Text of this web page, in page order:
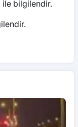
ile bilgilendir.